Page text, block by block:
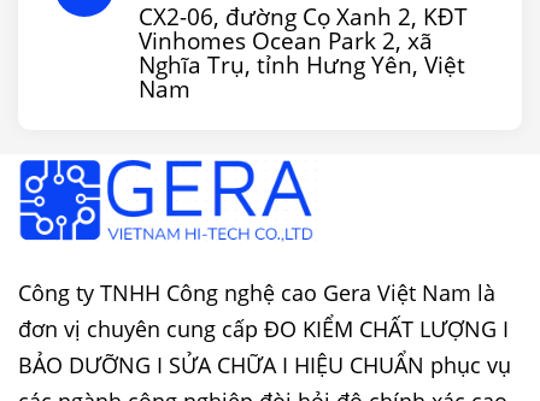
CX2-06, đường Cọ Xanh 2, KĐT
Vinhomes Ocean Park 2, xã
Nghĩa Trụ, tỉnh Hưng Yên, Việt
Nam
Công ty TNHH Công nghệ cao Gera Việt Nam là
đơn vị chuyên cung cấp ĐO KIỂM CHẤT LƯỢNG I
BẢO DƯỠNG I SỬA CHỮA I HIỆU CHUẨN phục vụ